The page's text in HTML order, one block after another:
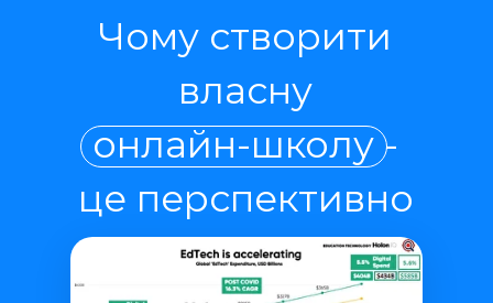
Чому створити
власну
онлайн-школу -
це перспективно